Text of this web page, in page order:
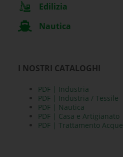
Edilizia
Nautica
I NOSTRI CATALOGHI
PDF | Industria
PDF | Industria / Tessile
PDF | Nautica
PDF | Casa e Artigianato
PDF | Trattamento Acque